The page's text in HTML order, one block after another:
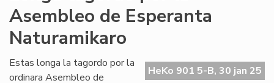
ĉe
Asembleo de Esperanta
Naturamikaro
HeKo 901 5-B, 30 jan 25
Estas longa la tagordo por la
ordinara Asembleo de